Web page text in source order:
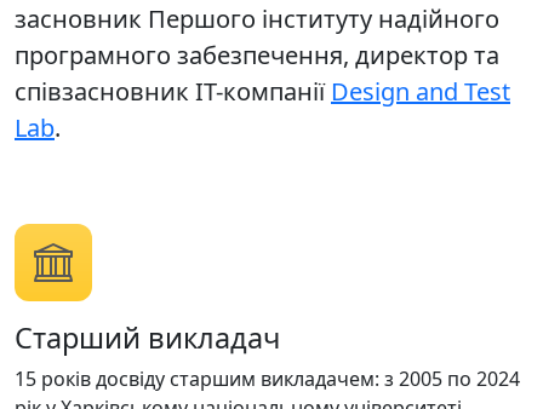
засновник Першого інституту надійного
програмного забезпечення, директор та
співзасновник ІТ-компанії Design and Test
Lab.
Старший викладач
15 років досвіду старшим викладачем: з 2005 по 2024